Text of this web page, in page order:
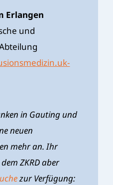
Erlangen
und
in Gauting und
neuen
mehr an. Ihr
ZKRD aber
zur Verfügung: